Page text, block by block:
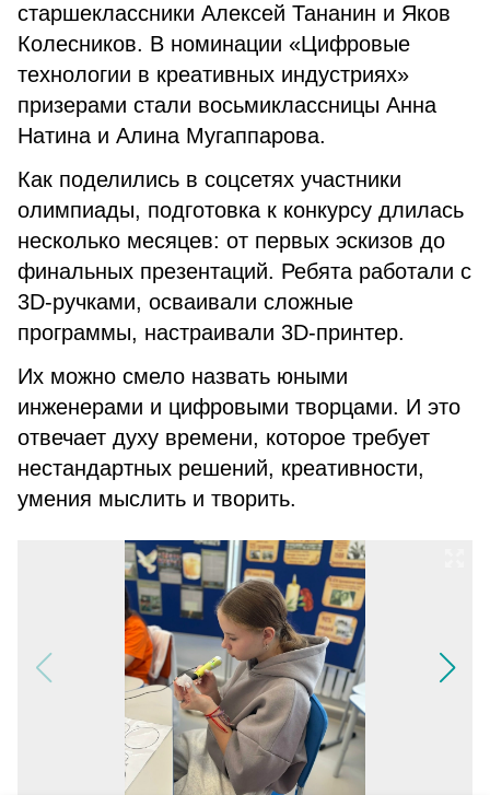
старшеклассники Алексей Тананин и Яков
Колесников. В номинации «Цифровые
технологии в креативных индустриях»
призерами стали восьмиклассницы Анна
Натина и Алина Мугаппарова.
Как поделились в соцсетях участники
олимпиады, подготовка к конкурсу длилась
несколько месяцев: от первых эскизов до
финальных презентаций. Ребята работали с
3D-ручками, осваивали сложные
программы, настраивали 3D-принтер.
Их можно смело назвать юными
инженерами и цифровыми творцами. И это
отвечает духу времени, которое требует
нестандартных решений, креативности,
умения мыслить и творить.